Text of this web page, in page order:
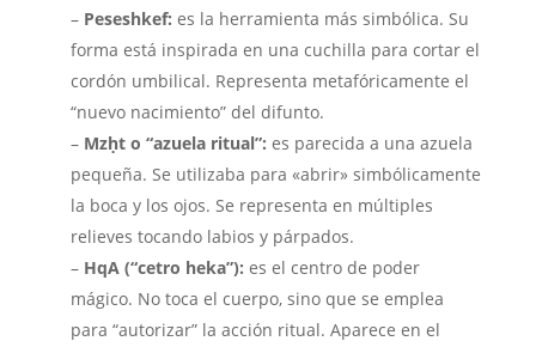
– Peseshkef: es la herramienta más simbólica. Su
forma está inspirada en una cuchilla para cortar el
cordón umbilical. Representa metafóricamente el
“nuevo nacimiento” del difunto.
– Mzḥt o “azuela ritual”: es parecida a una azuela
pequeña. Se utilizaba para «abrir» simbólicamente
la boca y los ojos. Se representa en múltiples
relieves tocando labios y párpados.
– HqA (“cetro heka”): es el centro de poder
mágico. No toca el cuerpo, sino que se emplea
para “autorizar” la acción ritual. Aparece en el